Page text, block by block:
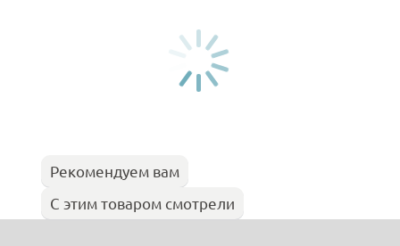
Рекомендуем вам
С этим товаром смотрели